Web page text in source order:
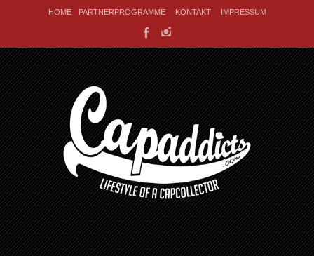
HOME PARTNERPROGRAMME KONTAKT IMPRESSUM